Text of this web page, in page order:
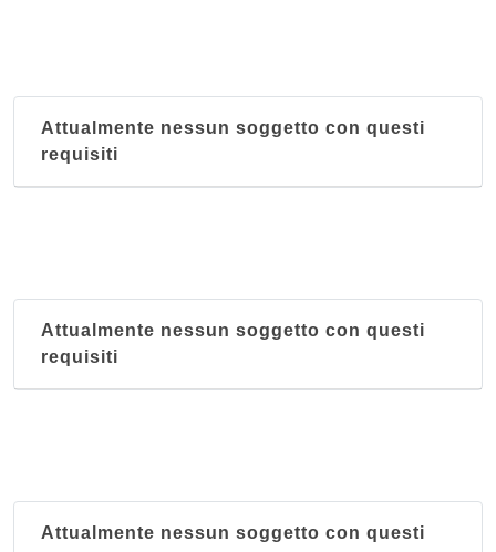
Attualmente nessun soggetto con questi
requisiti
Attualmente nessun soggetto con questi
requisiti
Attualmente nessun soggetto con questi